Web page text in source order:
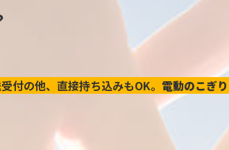
付の他、直接持ち込みもOK。 電動のこぎり